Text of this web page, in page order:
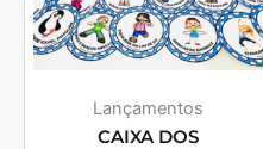
Lançamentos
CAIXA DOS